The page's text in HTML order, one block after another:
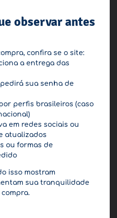
observar antes
confira se o site:
a entrega das
sua senha de
perfis brasileiros (caso
em redes sociais ou
atualizados
ou formas de
isso mostram
sua tranquilidade